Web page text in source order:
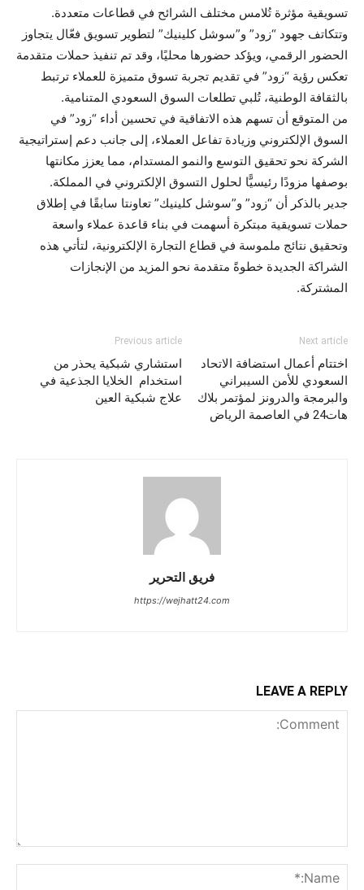
تسويقية مؤثرة تُلامس مختلف الشرائح في قطاعات متعددة.
وتتكاتف جهود “زود” و”سوشل كلينيك” لتطوير تسويق فعّال يتجاوز
الحضور الرقمي، ويؤكد حضورها محليًا، وقد تم تنفيذ حملات متقدمة
تعكس رؤية “زود” في تقديم تجربة تسوق متميزة للعملاء ترتبط
بالثقافة الوطنية، تُلبي تطلعات السوق السعودي المتنامية.
من المتوقع أن تسهم هذه الاتفاقية في تحسين أداء “زود” في
السوق الإلكتروني وزيادة تفاعل العملاء، إلى جانب دعم إستراتيجية
الشركة نحو تحقيق التوسع والنمو المستدام، مما يعزز مكانتها
بوصفها مزودًا رئيسيًّا لحلول التسوق الإلكتروني في المملكة.
جدير بالذكر أن “زود” و”سوشل كلينيك” تعاونتا سابقًا في إطلاق
حملات تسويقية مبتكرة أسهمت في بناء قاعدة عملاء واسعة
وتحقيق نتائج ملموسة في قطاع التجارة الإلكترونية، لتأتي هذه
الشراكة الجديدة خطوةً متقدمة نحو المزيد من الإنجازات
المشتركة.
Previous article
‎استشاري شبكية يحذر من
استخدام الخلايا الجذعية في
علاج شبكية العين
Next article
اختتام أعمال استضافة الاتحاد
السعودي للأمن السيبراني
والبرمجة والدرونز لمؤتمر بلاك
هات24 في العاصمة الرياض
فريق التحرير
https://wejhatt24.com
LEAVE A REPLY